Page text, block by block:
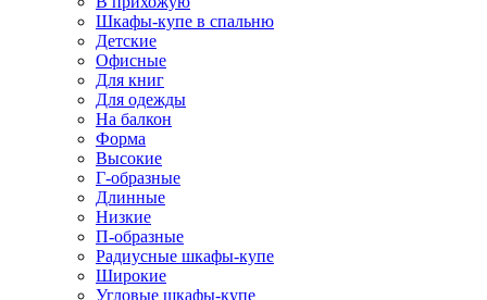
Шкафы-купе в спальню
Детские
Офисные
Для книг
Для одежды
На балкон
Форма
Высокие
Г-образные
Длинные
Низкие
П-образные
Радиусные шкафы-купе
Широкие
Угловые шкафы-купе